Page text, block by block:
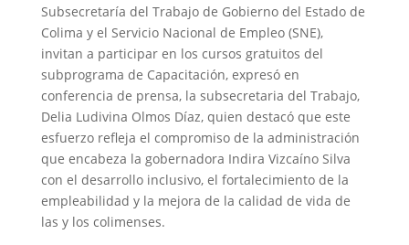
Subsecretaría del Trabajo de Gobierno del Estado de
Colima y el Servicio Nacional de Empleo (SNE),
invitan a participar en los cursos gratuitos del
subprograma de Capacitación, expresó en
conferencia de prensa, la subsecretaria del Trabajo,
Delia Ludivina Olmos Díaz, quien destacó que este
esfuerzo refleja el compromiso de la administración
que encabeza la gobernadora Indira Vizcaíno Silva
con el desarrollo inclusivo, el fortalecimiento de la
empleabilidad y la mejora de la calidad de vida de
las y los colimenses.